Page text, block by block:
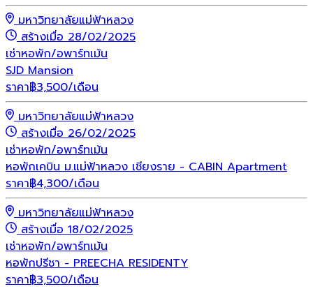
มหาวิทยาลัยแม่ฟ้าหลวง
สร้างเมื่อ 28/02/2025
เช่าหอพัก/อพาร์ทเม้น
SJD Mansion
ราคา฿3,500/เดือน
มหาวิทยาลัยแม่ฟ้าหลวง
สร้างเมื่อ 26/02/2025
เช่าหอพัก/อพาร์ทเม้น
หอพักเคบิน ม.แม่ฟ้าหลวง เชียงราย - CABIN Apartment
ราคา฿4,300/เดือน
มหาวิทยาลัยแม่ฟ้าหลวง
สร้างเมื่อ 18/02/2025
เช่าหอพัก/อพาร์ทเม้น
หอพักปรีชา - PREECHA RESIDENTY
ราคา฿3,500/เดือน